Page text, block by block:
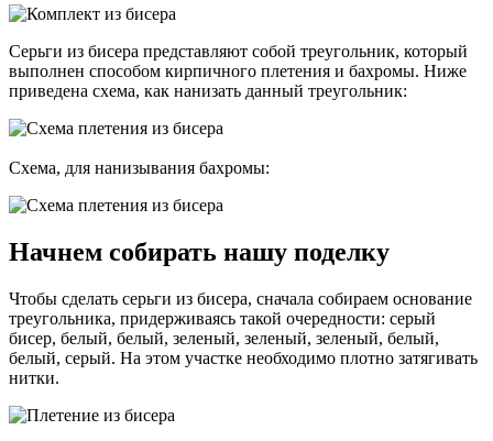
Серьги из бисера представляют собой треугольник, который
выполнен способом кирпичного плетения и бахромы. Ниже
приведена схема, как нанизать данный треугольник:
Схема, для нанизывания бахромы:
Начнем собирать нашу поделку
Чтобы сделать серьги из бисера, сначала собираем основание
треугольника, придерживаясь такой очередности: серый
бисер, белый, белый, зеленый, зеленый, зеленый, белый,
белый, серый. На этом участке необходимо плотно затягивать
нитки.